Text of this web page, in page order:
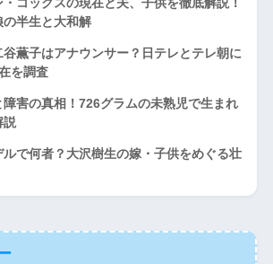
の半生と大和解
薫子はアナウンサー？日テレとテレ朝に
を調査
害の真相！726グラムの未熟児で生まれ
説
で何者？大沢樹生の嫁・子供をめぐる壮